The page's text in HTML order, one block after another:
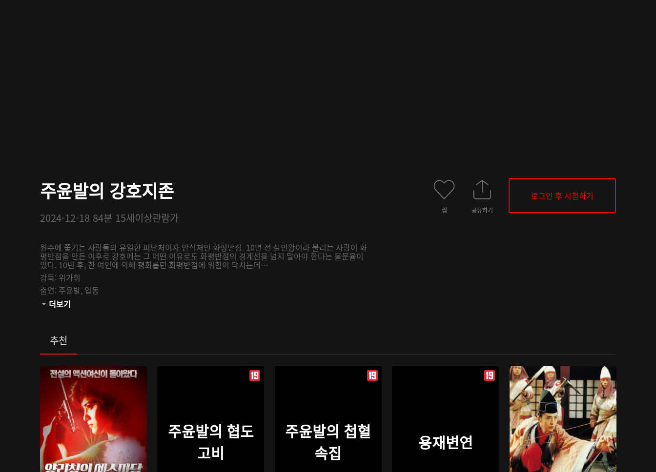
주윤발의 강호지존
2024-12-18 84분 15세이상관람가
원수에 쫓기는 사람들의 유일한 피난처이자 안식처인 화평반점. 10년 전 살인왕이라 불리는 사람이 화
평반점을 만든 이후로 강호에는 그 어떤 이유로도 화평반점의 경계선을 넘지 말아야 한다는 불문율이
있다. 10년 후, 한 여인에 의해 평화롭던 화평반점에 위험이 닥치는데…
감독: 위가휘
출연: 주윤발, 엽동
관람등급:
더보기
찜 공유하기
로그인 후 시청하기
추천
주윤발의 협도
고비
주윤발의 첩혈
속집
용재변연